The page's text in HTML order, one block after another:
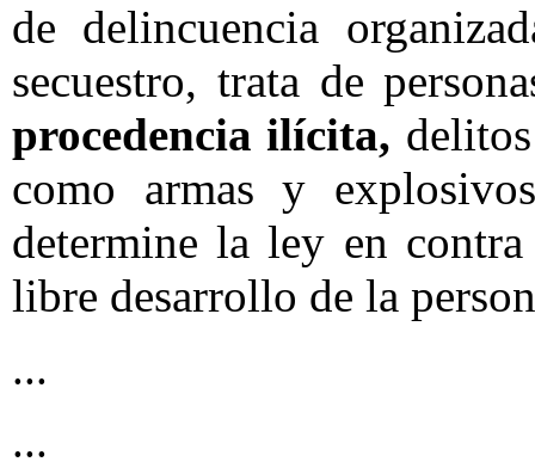
de delincuencia
secuestro, trata de
procedencia ilícita,
como armas y
determine la ley en
libre desarrollo de la
...
...